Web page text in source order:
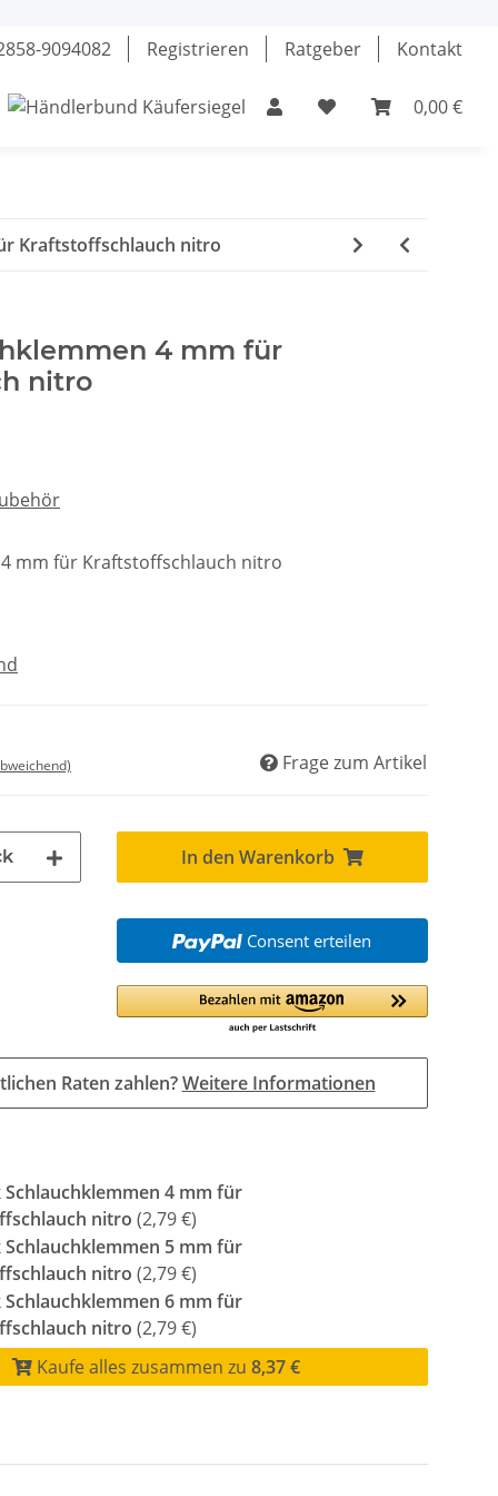
9094082 Registrieren Ratgeber Kontakt
0,00 €
Klebstoffe Fette & Öle Werkzeuge
Kraftstoffschlauch nitro
4 mm für
nitro
mm für Kraftstoffschlauch nitro
Frage zum Artikel
In den Warenkorb
Consent erteilen
Raten zahlen?Weitere Informationen
Schlauchklemmen 4 mm für
nitro (2,79 €)
Schlauchklemmen 5 mm für
nitro (2,79 €)
Schlauchklemmen 6 mm für
nitro (2,79 €)
Kaufe alles zusammen zu8,37 €